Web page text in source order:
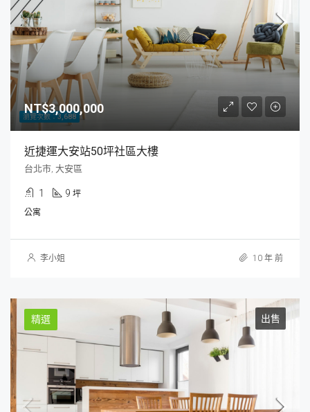
瀏覽次數：3,688
NT$3,000,000
近捷運大安站50坪社區大樓
台北市, 大安區
1 9 坪
公寓
李小姐 10 年 前
精選 出售